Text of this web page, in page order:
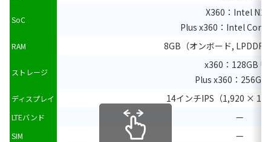
SoC
X360：Intel
Plus x360：Intel Core
RAM 8GB（オンボード,
ストレージ
x360：128GB
Plus x360：256GB
ディスプレイ 14インチIPS（1,920 ×
LTEバンド —
SIM —